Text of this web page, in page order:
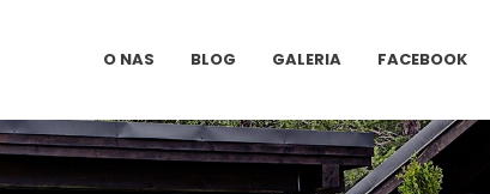
O NAS BLOG GALERIA FACEBOOK